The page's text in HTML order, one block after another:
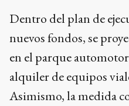
Dentro del plan de
nuevos fondos, se
en el parque
alquiler de equipos
Asimismo, la medida